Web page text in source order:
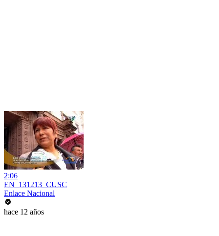
2:06
EN_131213_CUSC
Enlace Nacional
hace 12 años